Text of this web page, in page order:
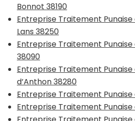
Bonnot 38190
Entreprise Traitement
Lans 38250
Entreprise Traitement
38090
Entreprise Traitement
d’Anthon 38280
Entreprise Traitement Punaise
Entreprise Traitement Punaise